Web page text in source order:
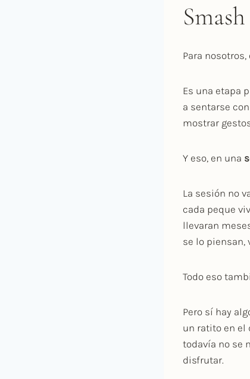
Para
Es una etapa
a sentarse
mostrar
Y eso, en una
La sesión no
cada peque
llevaran
se lo piensan,
Todo eso
Pero sí hay
un ratito en el
todavía no se
disfrutar.